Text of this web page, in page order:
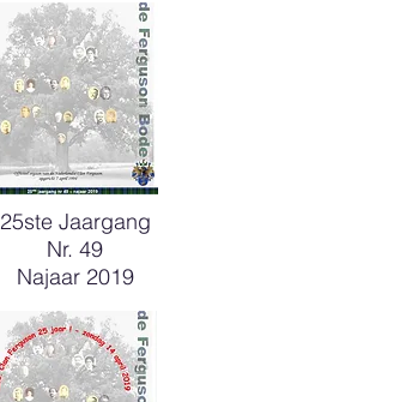
25ste Jaargang
Nr. 49
Najaar 2019